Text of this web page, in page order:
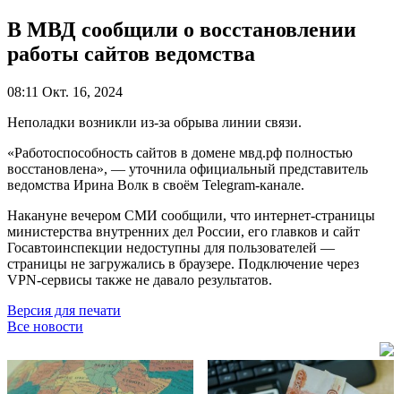
В МВД сообщили о восстановлении
работы сайтов ведомства
08:11 Окт. 16, 2024
Неполадки возникли из-за обрыва линии связи.
«Работоспособность сайтов в домене мвд.рф полностью
восстановлена», — уточнила официальный представитель
ведомства Ирина Волк в своём Telegram-канале.
Накануне вечером СМИ сообщили, что интернет-страницы
министерства внутренних дел России, его главков и сайт
Госавтоинспекции недоступны для пользователей —
страницы не загружались в браузере. Подключение через
VPN-сервисы также не давало результатов.
Версия для печати
Все новости